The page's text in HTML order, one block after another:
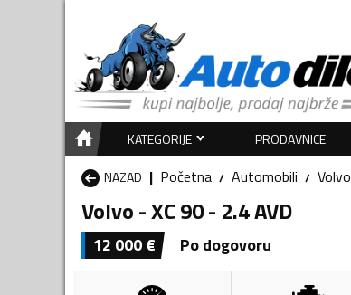
KATEGORIJE PRODAVNICE
NAZAD
Početna Automobili Volvo
Volvo - XC 90 - 2.4 AVD
12 000€ Po dogovoru